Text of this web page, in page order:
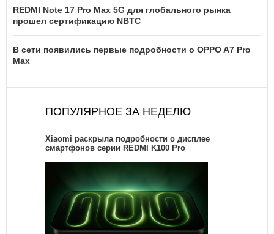
REDMI Note 17 Pro Max 5G для глобального рынка
прошел сертификацию NBTC
В сети появились первые подробности о OPPO A7 Pro
Max
ПОПУЛЯРНОЕ ЗА НЕДЕЛЮ
Xiaomi раскрыла подробности о дисплее
смартфонов серии REDMI K100 Pro